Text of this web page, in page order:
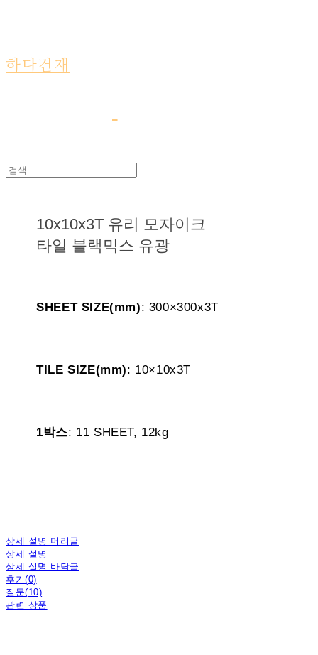
하다건재
10x10x3T 유리 모자이크
타일 블랙믹스 유광
SHEET SIZE(mm): 300×300x3T
TILE SIZE(mm): 10×10x3T
1박스: 11 SHEET, 12kg
상세 설명 머리글
상세 설명
상세 설명 바닥글
후기(0)
질문(10)
관련 상품